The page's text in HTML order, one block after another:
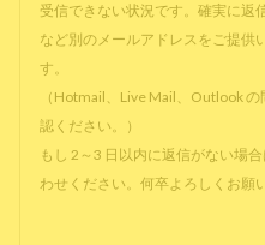
受信できない状況です。確実に返
など別のメールアドレスをご提供
す。
（Hotmail、Live Mail、Outlook の
認ください。）
もし 2～3 日以内に返信がない場
わせください。何卒よろしくお願